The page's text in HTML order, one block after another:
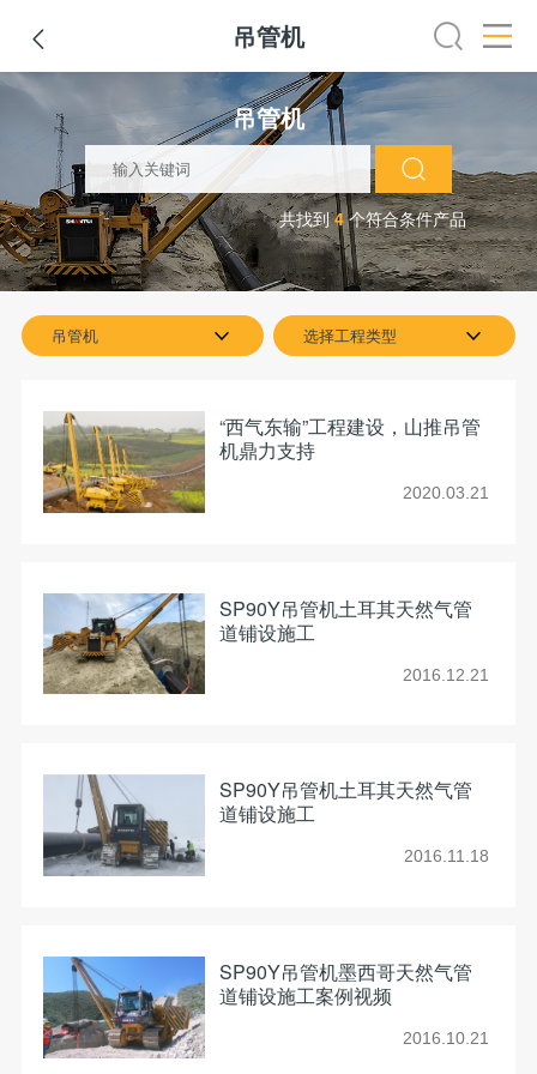
 吊管机
摊铺机 冷再生机 吊管机
吊管机
共找到4个符合条件产品
吊管机 选择工程类型
“西气东输”工程建设，山推吊管
机鼎力支持
2020.03.21
SP90Y吊管机土耳其天然气管
道铺设施工
2016.12.21
SP90Y吊管机土耳其天然气管
道铺设施工
2016.11.18
SP90Y吊管机墨西哥天然气管
道铺设施工案例视频
2016.10.21